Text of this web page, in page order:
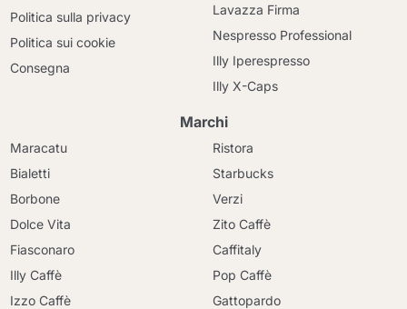
Politica sulla privacy
Politica sui cookie
Consegna
Lavazza Firma
Nespresso Professional
Illy Iperespresso
Illy X-Caps
Marchi
Maracatu
Bialetti
Borbone
Dolce Vita
Fiasconaro
Illy Caffè
Izzo Caffè
Ristora
Starbucks
Verzi
Zito Caffè
Caffitaly
Pop Caffè
Gattopardo